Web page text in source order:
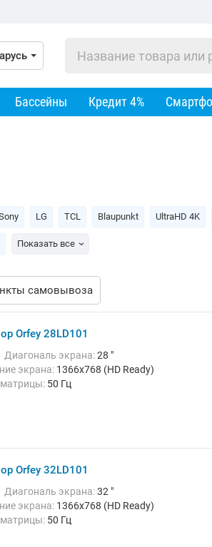
Бассейны Кредит 4%
LG TCL Blaupunkt UltraHD 4K
Показать все
самовывоза
Orfey 28LD101
Диагональ экрана:28 "
экрана: 1366x768 (HD Ready)
матрицы: 50 Гц
Orfey 32LD101
Диагональ экрана:32 "
экрана: 1366x768 (HD Ready)
матрицы: 50 Гц